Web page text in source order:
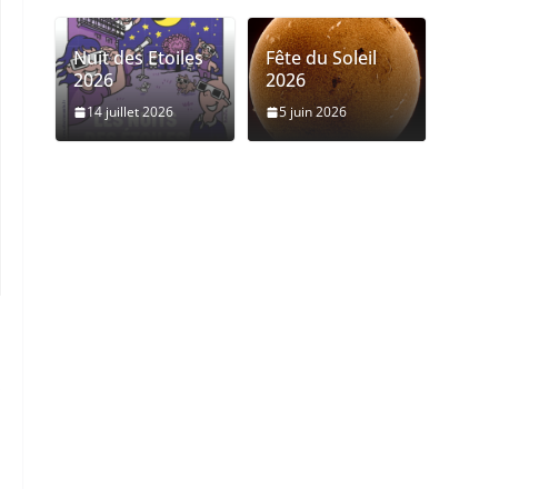
Nuit des Etoiles
2026
14 juillet 2026
Fête du Soleil
2026
5 juin 2026